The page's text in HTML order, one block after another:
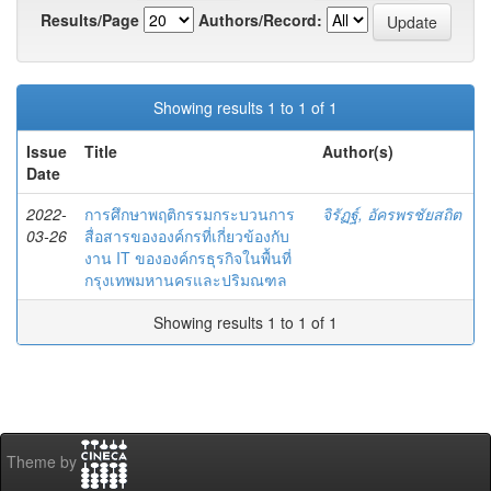
Results/Page
Authors/Record:
Showing results 1 to 1 of 1
Issue
Date
Title Author(s)
2022-
03-26
การศึกษาพฤติกรรมกระบวนการ
สื่อสารขององค์กรที่เกี่ยวข้องกับ
งาน IT ขององค์กรธุรกิจในพื้นที่
กรุงเทพมหานครและปริมณฑล
จิรัฏฐ์, อัครพรชัยสถิต
Showing results 1 to 1 of 1
Theme by